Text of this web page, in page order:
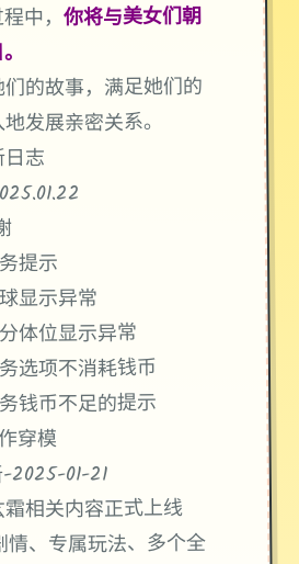
中，你将与美女们朝
的故事，满足她们的
发展亲密关系。
志
提示
显示异常
体位显示异常
选项不消耗钱币
钱币不足的提示
穿模
2025-01-21
相关内容正式上线
情、专属玩法、多个全